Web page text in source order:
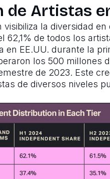
de Artistas
la diversidad
62,1% de todos los
en EE.UU. durante la
los 500 millones
de 2023. Este
de diversos niveles